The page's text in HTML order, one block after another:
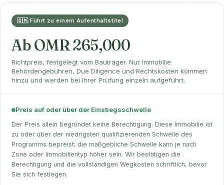
🇴🇲 Führt zu einem Aufenthaltstitel
Ab OMR 265,000
Richtpreis, festgelegt vom Bauträger. Nur Immobilie.
Behördengebühren, Due Diligence und Rechtskosten kommen
hinzu und werden bei Ihrer Prüfung einzeln aufgeführt.
Preis auf oder über der Einstiegsschwelle
Der Preis allein begründet keine Berechtigung. Diese Immobilie ist
zu oder über der niedrigsten qualifizierenden Schwelle des
Programms bepreist; die maßgebliche Schwelle kann je nach
Zone oder Immobilientyp höher sein. Wir bestätigen die
Berechtigung und die vollständigen Wegkosten schriftlich, bevor
Sie sich festlegen.